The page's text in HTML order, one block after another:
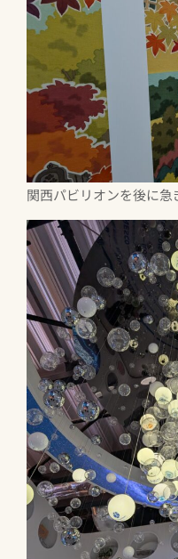
関西パビリオンを後に